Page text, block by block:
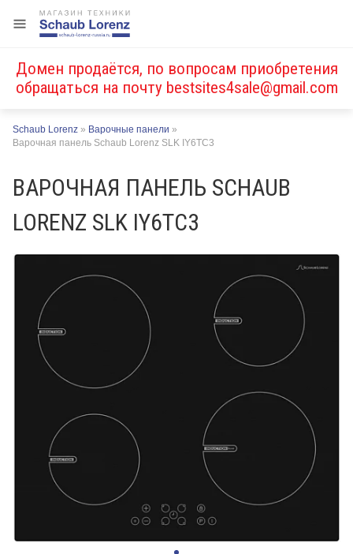
Домен продаётся, по вопросам приобретения
обращаться на почту bestsites4sale@gmail.com
Schaub Lorenz » Варочные панели »
Варочная панель Schaub Lorenz SLK IY6TC3
ВАРОЧНАЯ ПАНЕЛЬ SCHAUB
LORENZ SLK IY6TC3